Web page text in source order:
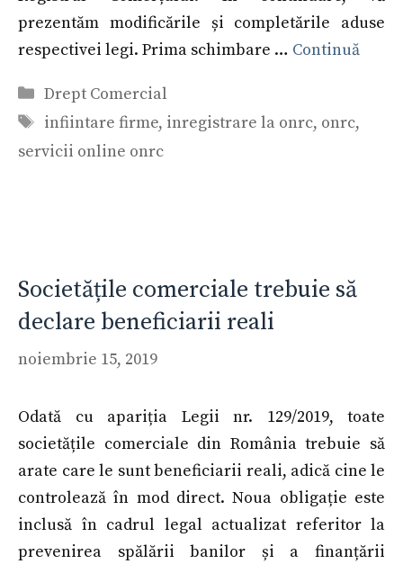
prezentăm modificările și completările aduse
respectivei legi. Prima schimbare … Continuă
Categorii
Drept Comercial
Etichete
infiintare firme, inregistrare la onrc, onrc,
servicii online onrc
Societățile comerciale trebuie să
declare beneficiarii reali
noiembrie 15, 2019
Odată cu apariția Legii nr. 129/2019, toate
societățile comerciale din România trebuie să
arate care le sunt beneficiarii reali, adică cine le
controlează în mod direct. Noua obligație este
inclusă în cadrul legal actualizat referitor la
prevenirea spălării banilor și a finanțării